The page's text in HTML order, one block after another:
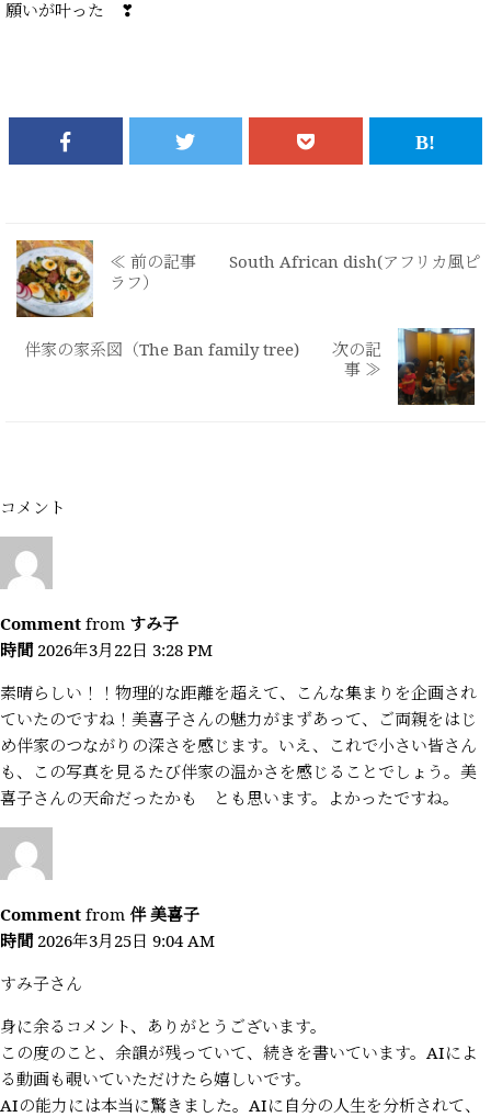
願いが叶った ❣
≪ 前の記事 South African dish(アフリカ風ピ
ラフ）
伴家の家系図（The Ban family tree) 次の記
事 ≫
コメント
Comment from すみ子
時間2026年3月22日 3:28 PM
素晴らしい！！物理的な距離を超えて、こんな集まりを企画され
ていたのですね！美喜子さんの魅力がまずあって、ご両親をはじ
め伴家のつながりの深さを感じます。いえ、これで小さい皆さん
も、この写真を見るたび伴家の温かさを感じることでしょう。美
喜子さんの天命だったかも とも思います。よかったですね。
Comment from 伴 美喜子
時間2026年3月25日 9:04 AM
すみ子さん
身に余るコメント、ありがとうございます。
この度のこと、余韻が残っていて、続きを書いています。AIによ
る動画も覗いていただけたら嬉しいです。
AIの能力には本当に驚きました。AIに自分の人生を分析されて、